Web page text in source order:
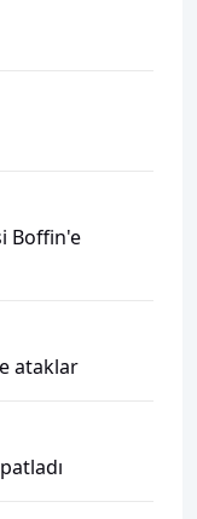
Boffin'e
ataklar